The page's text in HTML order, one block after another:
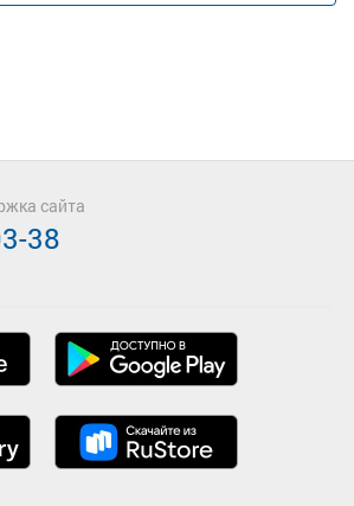
сайта
38